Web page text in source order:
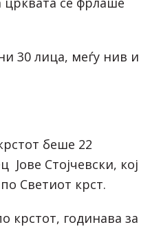
30 лица, меѓу нив и
беше 22
Стојчевски, кој
Светиот крст.
крстот, годинава за